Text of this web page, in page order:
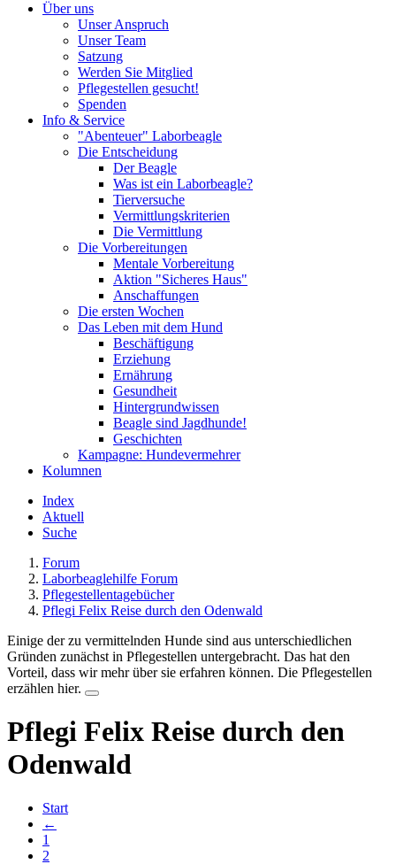
Über uns
Unser Anspruch
Unser Team
Satzung
Werden Sie Mitglied
Pflegestellen gesucht!
Spenden
Info & Service
"Abenteuer" Laborbeagle
Die Entscheidung
Der Beagle
Was ist ein Laborbeagle?
Tierversuche
Vermittlungskriterien
Die Vermittlung
Die Vorbereitungen
Mentale Vorbereitung
Aktion "Sicheres Haus"
Anschaffungen
Die ersten Wochen
Das Leben mit dem Hund
Beschäftigung
Erziehung
Ernährung
Gesundheit
Hintergrundwissen
Beagle sind Jagdhunde!
Geschichten
Kampagne: Hundevermehrer
Kolumnen
Index
Aktuell
Suche
Forum
Laborbeaglehilfe Forum
Pflegestellentagebücher
Pflegi Felix Reise durch den Odenwald
Einige der zu vermittelnden Hunde sind aus unterschiedlichen
Gründen zunächst in Pflegestellen untergebracht. Das hat den
Vorteil, dass wir mehr über sie erfahren können. Die Pflegestellen
erzählen hier.
Pflegi Felix Reise durch den
Odenwald
Start
←
1
2